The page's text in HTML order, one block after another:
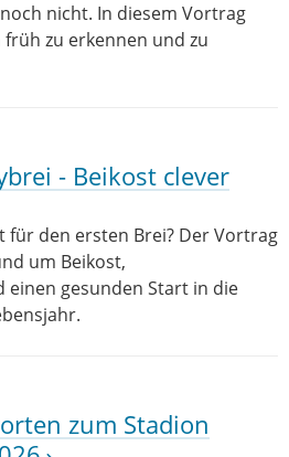
nicht. In diesem Vortrag
zu erkennen und zu
- Beikost clever
für den ersten Brei? Der Vortrag
um Beikost,
einen gesunden Start in die
zum Stadion